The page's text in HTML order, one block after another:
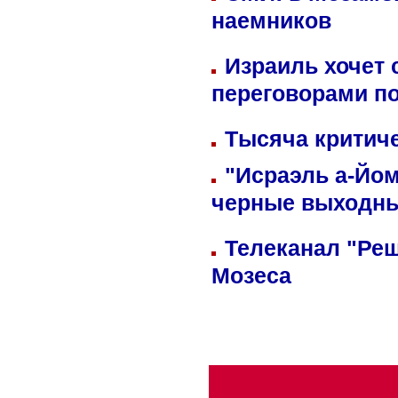
наемников
Израиль хочет
переговорами
Тысяча
"Исраэль а-
черные
Телеканал
Мозеса